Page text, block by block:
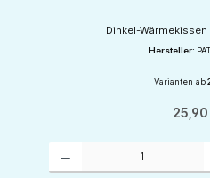
Dinkel-
Hersteller:
Varianten ab